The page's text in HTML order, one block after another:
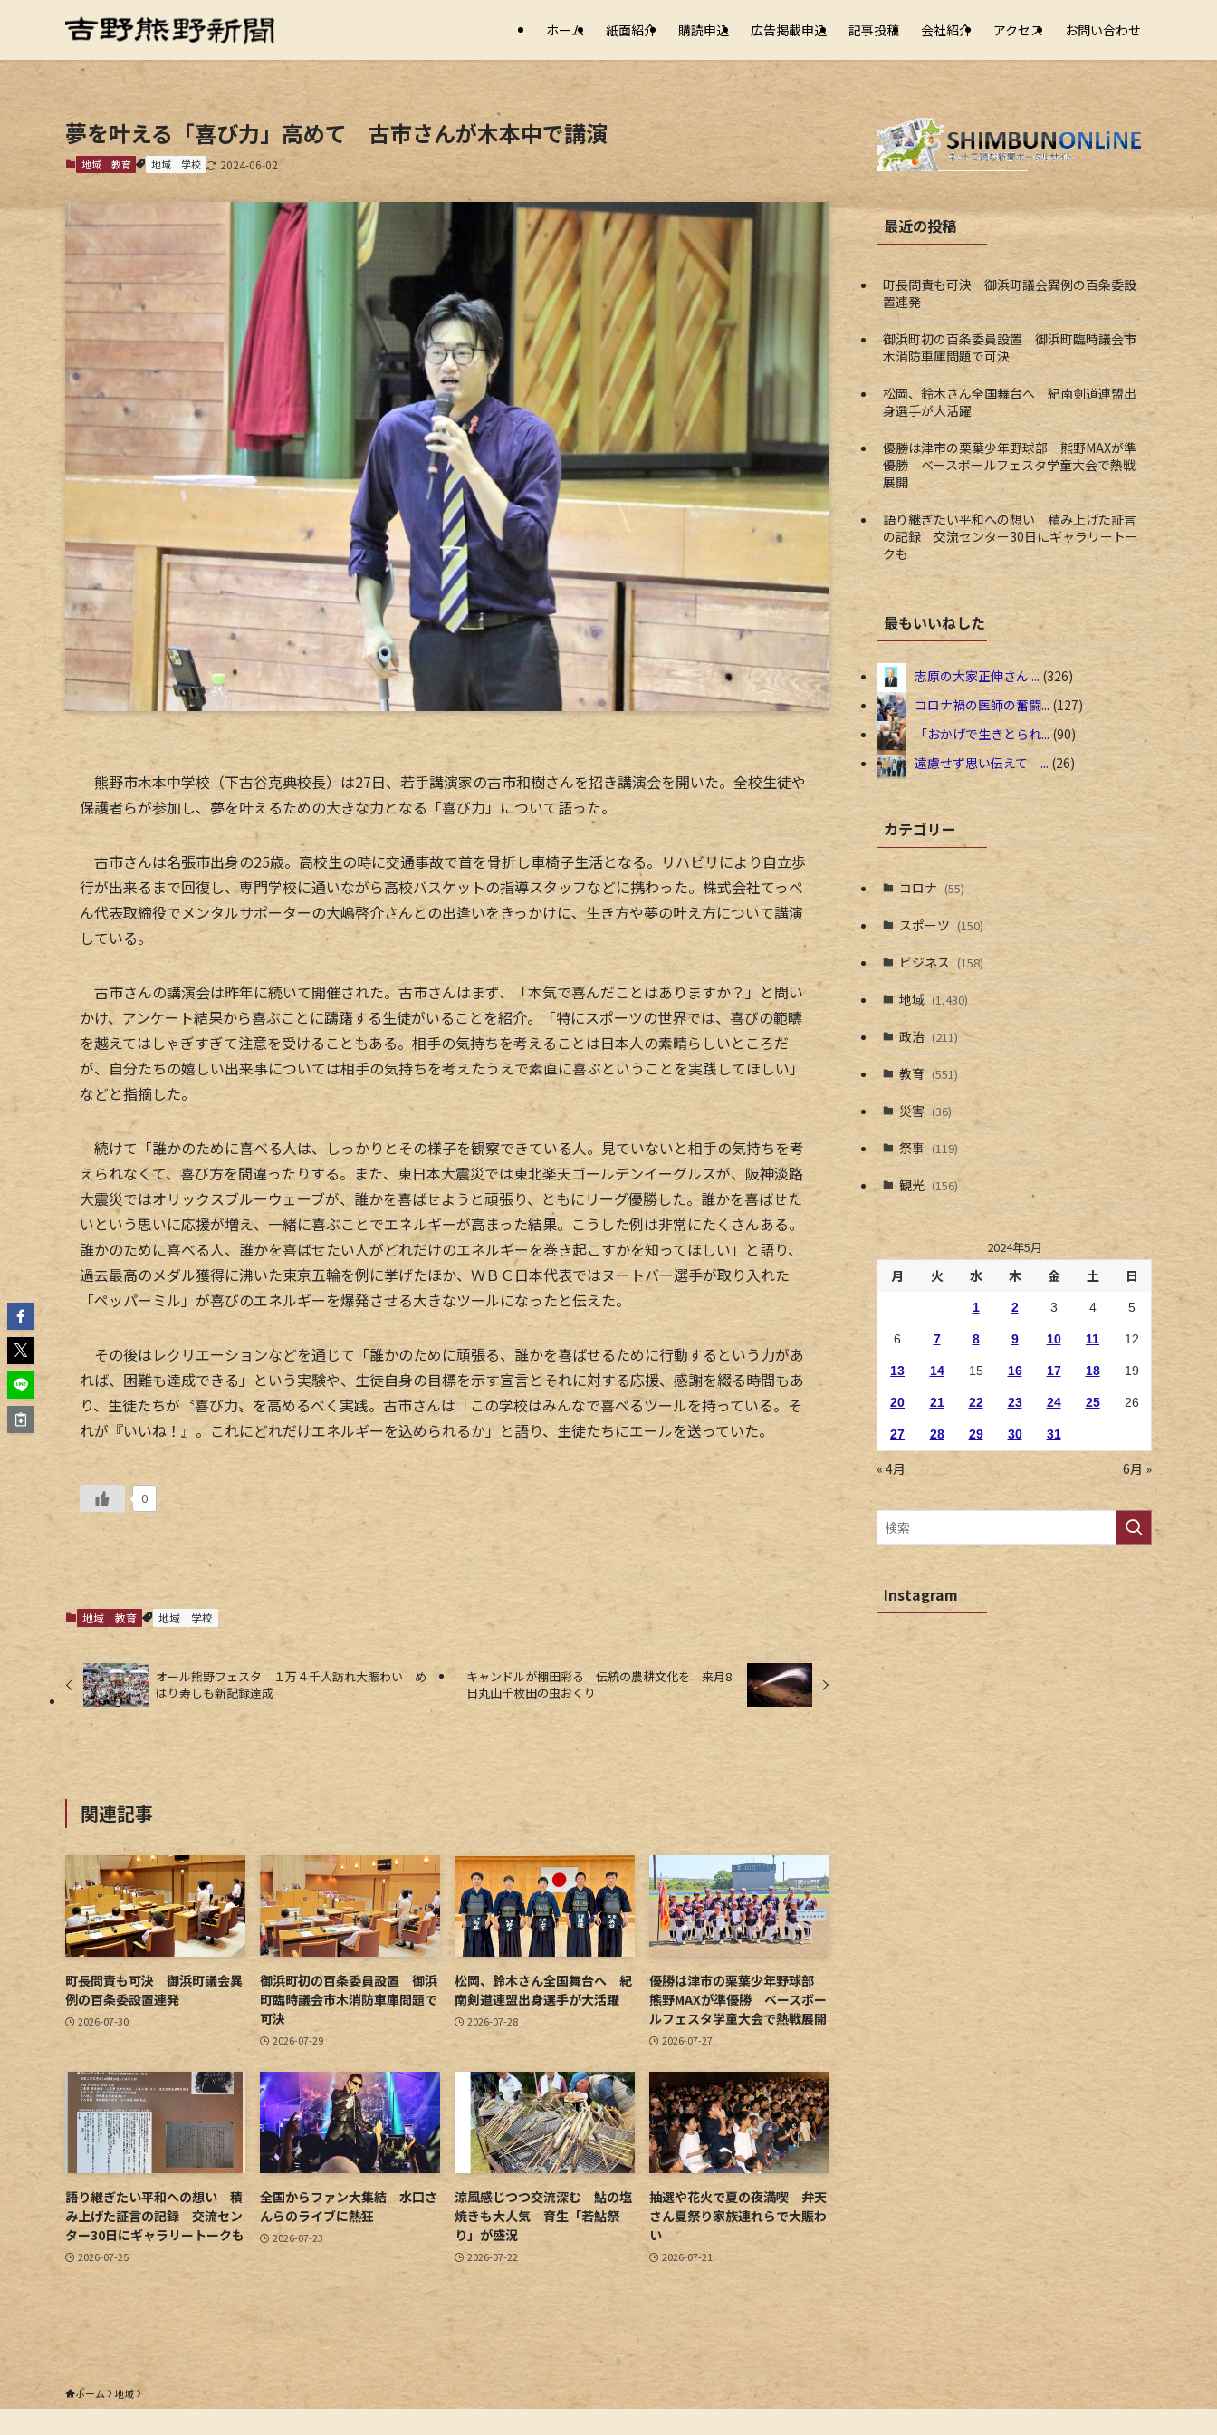
ホーム 紙面紹介 購読申込 広告掲載申込 記事投稿 会社紹介 アクセス お問い合わせ
夢を叶える「喜び力」高めて 古市さんが木本中で講演
地域 教育 地域 学校 2024-06-02
熊野市木本中学校（下古谷克典校長）は27日、若手講演家の古市和樹さんを招き講演会を開いた。全校生徒や
保護者らが参加し、夢を叶えるための大きな力となる「喜び力」について語った。
古市さんは名張市出身の25歳。高校生の時に交通事故で首を骨折し車椅子生活となる。リハビリにより自立歩
行が出来るまで回復し、専門学校に通いながら高校バスケットの指導スタッフなどに携わった。株式会社てっぺ
ん代表取締役でメンタルサポーターの大嶋啓介さんとの出逢いをきっかけに、生き方や夢の叶え方について講演
している。
古市さんの講演会は昨年に続いて開催された。古市さんはまず、「本気で喜んだことはありますか？」と問い
かけ、アンケート結果から喜ぶことに躊躇する生徒がいることを紹介。「特にスポーツの世界では、喜びの範疇
を越えてはしゃぎすぎて注意を受けることもある。相手の気持ちを考えることは日本人の素晴らしいところだ
が、自分たちの嬉しい出来事については相手の気持ちを考えたうえで素直に喜ぶということを実践してほしい」
などと指摘した。
続けて「誰かのために喜べる人は、しっかりとその様子を観察できている人。見ていないと相手の気持ちを考
えられなくて、喜び方を間違ったりする。また、東日本大震災では東北楽天ゴールデンイーグルスが、阪神淡路
大震災ではオリックスブルーウェーブが、誰かを喜ばせようと頑張り、ともにリーグ優勝した。誰かを喜ばせた
いという思いに応援が増え、一緒に喜ぶことでエネルギーが高まった結果。こうした例は非常にたくさんある。
誰かのために喜べる人、誰かを喜ばせたい人がどれだけのエネルギーを巻き起こすかを知ってほしい」と語り、
過去最高のメダル獲得に沸いた東京五輪を例に挙げたほか、ＷＢＣ日本代表ではヌートバー選手が取り入れた
「ペッパーミル」が喜びのエネルギーを爆発させる大きなツールになったと伝えた。
その後はレクリエーションなどを通じて「誰かのために頑張る、誰かを喜ばせるために行動するという力があ
れば、困難も達成できる」という実験や、生徒自身の目標を示す宣言とそれに対する応援、感謝を綴る時間もあ
り、生徒たちが〝喜び力〟を高めるべく実践。古市さんは「この学校はみんなで喜べるツールを持っている。そ
れが『いいね！』。これにどれだけエネルギーを込められるか」と語り、生徒たちにエールを送っていた。
0
地域 教育 地域 学校
オール熊野フェスタ １万４千人訪れ大賑わい め
はり寿しも新記録達成
キャンドルが棚田彩る 伝統の農耕文化を 来月8
日丸山千枚田の虫おくり
関連記事
町長問責も可決 御浜町議会異
例の百条委設置連発
2026-07-30
御浜町初の百条委員設置 御浜
町臨時議会市木消防車庫問題で
可決
2026-07-29
松岡、鈴木さん全国舞台へ 紀
南剣道連盟出身選手が大活躍
2026-07-28
優勝は津市の栗葉少年野球部
熊野MAXが準優勝 ベースボー
ルフェスタ学童大会で熱戦展開
2026-07-27
語り継ぎたい平和への想い 積
み上げた証言の記録 交流セン
ター30日にギャラリートークも
2026-07-25
全国からファン大集結 水口さ
んらのライブに熱狂
2026-07-23
涼風感じつつ交流深む 鮎の塩
焼きも大人気 育生「若鮎祭
り」が盛況
2026-07-22
抽選や花火で夏の夜満喫 弁天
さん夏祭り家族連れらで大賑わ
い
2026-07-21
最近の投稿
町長問責も可決 御浜町議会異例の百条委設
置連発
御浜町初の百条委員設置 御浜町臨時議会市
木消防車庫問題で可決
松岡、鈴木さん全国舞台へ 紀南剣道連盟出
身選手が大活躍
優勝は津市の栗葉少年野球部 熊野MAXが準
優勝 ベースボールフェスタ学童大会で熱戦
展開
語り継ぎたい平和への想い 積み上げた証言
の記録 交流センター30日にギャラリートー
クも
最もいいねした
志原の大家正伸さん ... 326
コロナ禍の医師の奮闘... 127
「おかげで生きとられ... 90
遠慮せず思い伝えて ... 26
カテゴリー
コロナ (55)
スポーツ (150)
ビジネス (158)
地域 (1,430)
政治 (211)
教育 (551)
災害 (36)
祭事 (119)
観光 (156)
2024年5月
月 火 水 木 金 土 日
1 2 3 4 5
6 7 8 9 10 11 12
13 14 15 16 17 18 19
20 21 22 23 24 25 26
27 28 29 30 31
« 4月 6月 »
Instagram
ホーム 地域